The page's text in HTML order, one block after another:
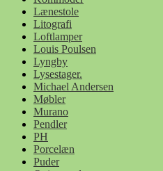
Lænestole
Litografi
Loftlamper
Louis Poulsen
Lyngby
Lysestager.
Michael Andersen
Møbler
Murano
Pendler
PH
Porcelæn
Puder